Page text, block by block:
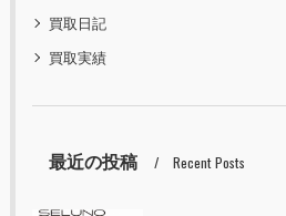
買取日記
買取実績
最近の投稿 Recent Posts